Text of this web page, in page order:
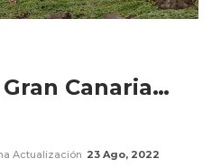
Canaria…
Actualización 23 Ago, 2022